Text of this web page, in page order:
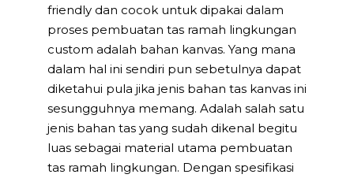
friendly dan cocok untuk dipakai dalam
proses pembuatan tas ramah lingkungan
custom adalah bahan kanvas. Yang mana
dalam hal ini sendiri pun sebetulnya dapat
diketahui pula jika jenis bahan tas kanvas ini
sesungguhnya memang. Adalah salah satu
jenis bahan tas yang sudah dikenal begitu
luas sebagai material utama pembuatan
tas ramah lingkungan. Dengan spesifikasi